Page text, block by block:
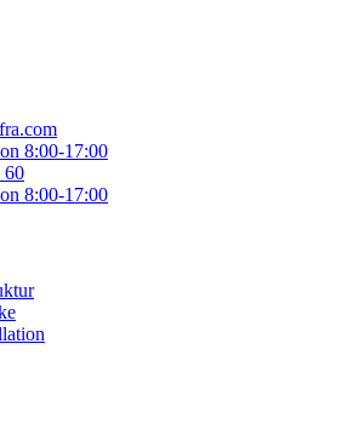
8:00-17:00
60
8:00-17:00